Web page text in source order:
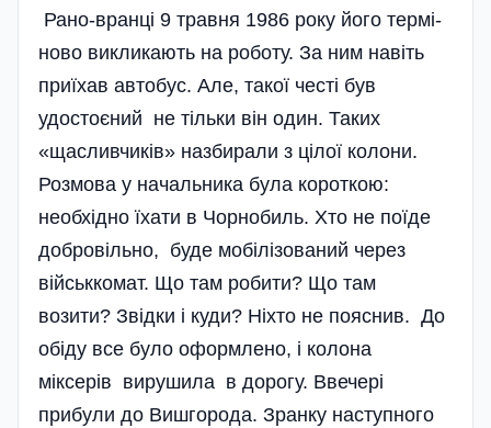
Рано-вранці 9 травня 1986 року його термі­
ново викликають на роботу. За ним навіть
приїхав автобус. Але, такої честі був
удостоєний не тільки він один. Таких
«щасливчиків» назбирали з цілої колони.
Розмова у начальника була короткою:
необхідно їхати в Чорнобиль. Хто не поїде
добровільно, буде мобілізований через
військкомат. Що там робити? Що там
возити? Звідки і куди? Ніхто не пояснив. До
обіду все було оформлено, і колона
міксерів вирушила в дорогу. Ввечері
прибули до Вишгорода. Зранку наступного